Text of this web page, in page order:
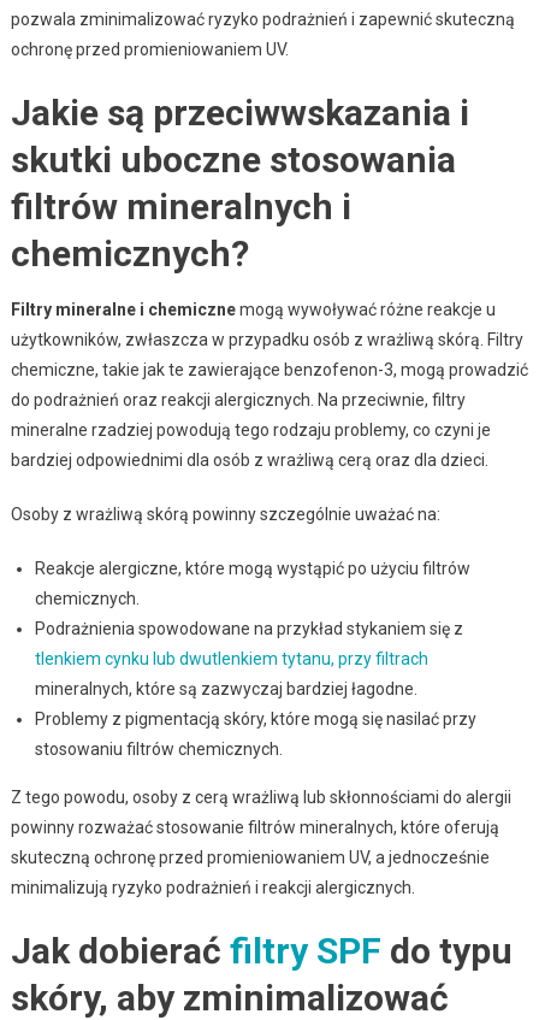
pozwala zminimalizować ryzyko podrażnień i zapewnić skuteczną
ochronę przed promieniowaniem UV.
Jakie są przeciwwskazania i
skutki uboczne stosowania
filtrów mineralnych i
chemicznych?
Filtry mineralne i chemicznemogą wywoływać różne reakcje u
użytkowników, zwłaszcza w przypadku osób z wrażliwą skórą. Filtry
chemiczne, takie jak te zawierające benzofenon-3, mogą prowadzić
do podrażnień oraz reakcji alergicznych. Na przeciwnie, filtry
mineralne rzadziej powodują tego rodzaju problemy, co czyni je
bardziej odpowiednimi dla osób z wrażliwą cerą oraz dla dzieci.
Osoby z wrażliwą skórą powinny szczególnie uważać na:
Reakcje alergiczne, które mogą wystąpić po użyciu filtrów
chemicznych.
Podrażnienia spowodowane na przykład stykaniem się z
tlenkiem cynku lub dwutlenkiem tytanu, przy filtrach
mineralnych, które są zazwyczaj bardziej łagodne.
Problemy z pigmentacją skóry, które mogą się nasilać przy
stosowaniu filtrów chemicznych.
Z tego powodu, osoby z cerą wrażliwą lub skłonnościami do alergii
powinny rozważać stosowanie filtrów mineralnych, które oferują
skuteczną ochronę przed promieniowaniem UV, a jednocześnie
minimalizują ryzyko podrażnień i reakcji alergicznych.
Jak dobierać filtry SPF do typu
skóry, aby zminimalizować